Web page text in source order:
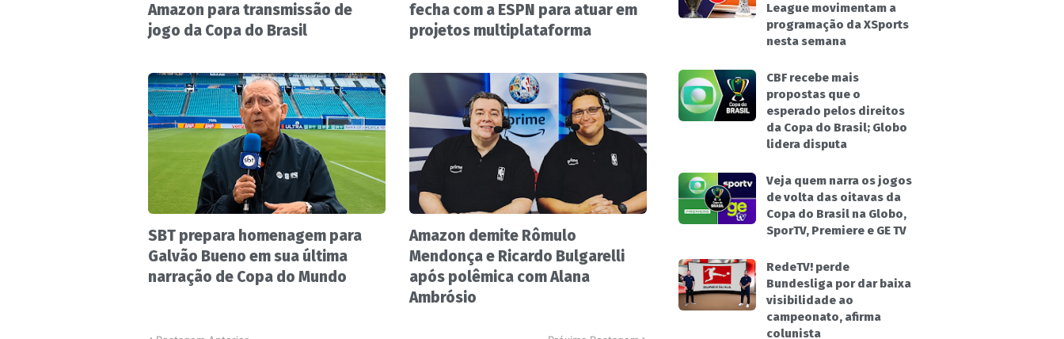
Amazon para transmissão de
jogo da Copa do Brasil
fecha com a ESPN para atuar em
projetos multiplataforma
SBT prepara homenagem para
Galvão Bueno em sua última
narração de Copa do Mundo
Amazon demite Rômulo
Mendonça e Ricardo Bulgarelli
após polêmica com Alana
Ambrósio
League movimentam a
programação da XSports
nesta semana
CBF recebe mais
propostas que o
esperado pelos direitos
da Copa do Brasil; Globo
lidera disputa
Veja quem narra os jogos
de volta das oitavas da
Copa do Brasil na Globo,
SporTV, Premiere e GE TV
RedeTV! perde
Bundesliga por dar baixa
visibilidade ao
campeonato, afirma
colunista